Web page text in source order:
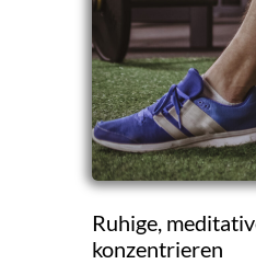
Ruhige,
konzentrieren